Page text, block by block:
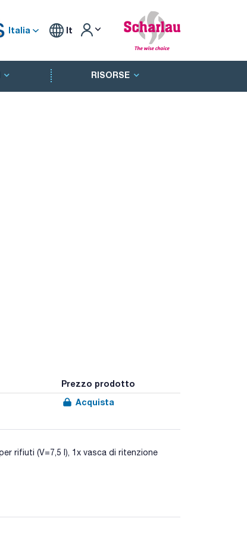
Italia It
RISORSE
Prezzo prodotto
Acquista
rifiuti (V=7,5 l), 1x vasca di ritenzione
di liquidi infiammabili nei luoghi di